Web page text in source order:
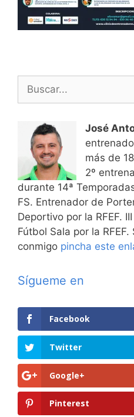
Buscar:
José
más de
2º
durante 14ª
FS. Entrenador de
Deportivo por la RFEF.
Fútbol Sala por la
conmigo pincha este
Sígueme en
Facebook
Twitter
Google+
Pinterest